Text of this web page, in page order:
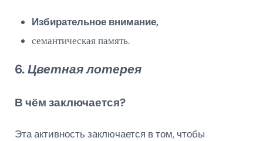
Избирательное внимание,
семантическая память.
6.Цветная лотерея
В чём заключается?
Эта активность заключается в том, чтобы